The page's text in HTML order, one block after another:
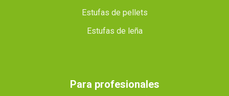
Estufas de pellets
Estufas de leña
Para profesionales